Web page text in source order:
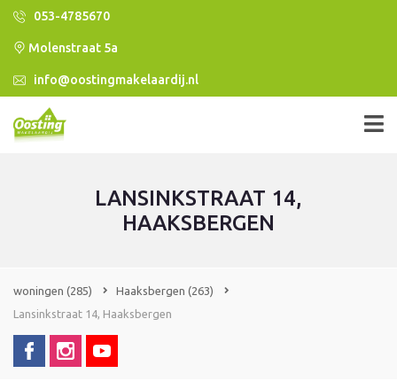
053-4785670
Molenstraat 5a
info@oostingmakelaardij.nl
LANSINKSTRAAT 14,
HAAKSBERGEN
woningen (285) Haaksbergen (263)
Lansinkstraat 14, Haaksbergen